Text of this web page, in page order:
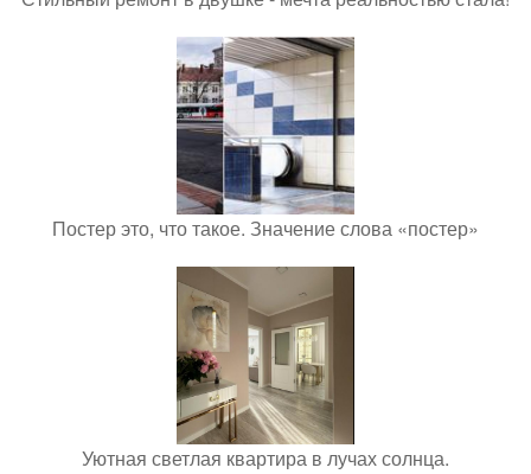
Постер это, что такое. Значение слова «постер»
Уютная светлая квартира в лучах солнца.